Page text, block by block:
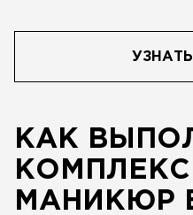
КАК
МАНИКЮР